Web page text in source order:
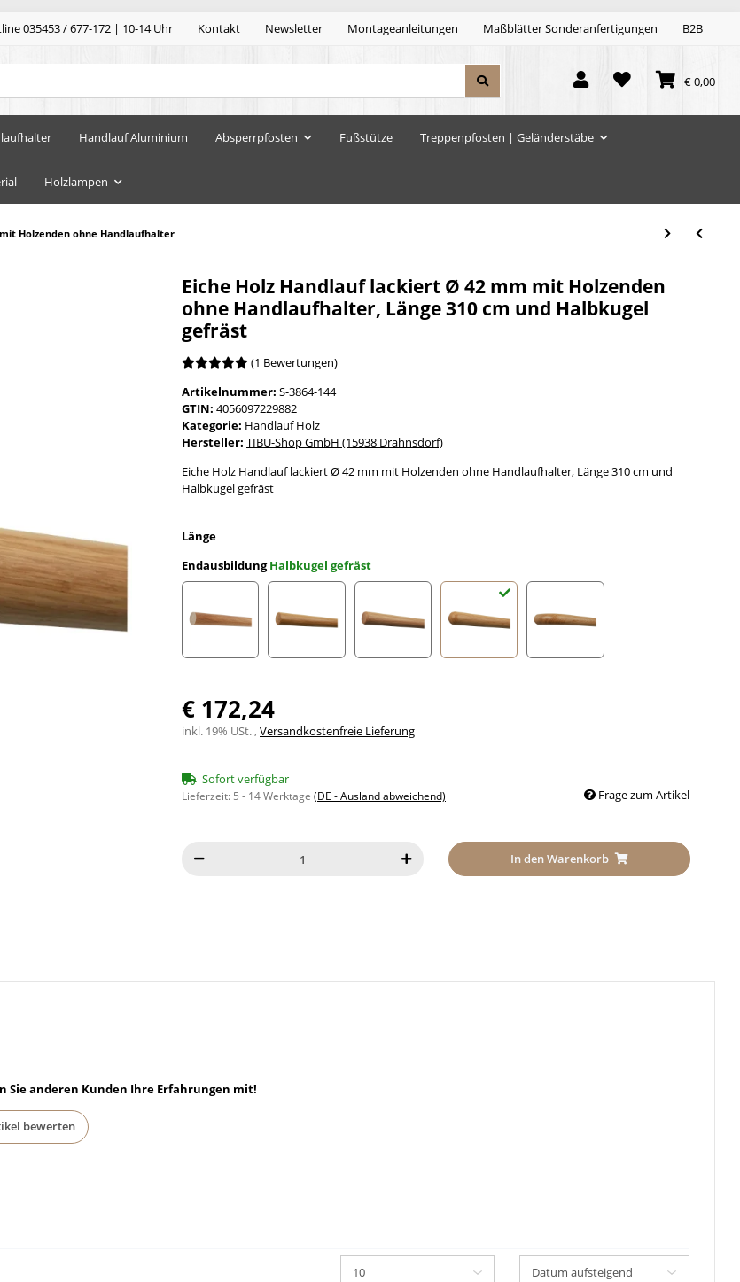
035453 / 677-172 | 10-14 Uhr Kontakt Newsletter Montageanleitungen Maßblätter Sonderanfertigungen B2B
€ 0,00
Handlauf Aluminium Absperrpfosten Fußstütze Treppenpfosten | Geländerstäbe
Holzlampen
Holzenden ohne Handlaufhalter
Eiche Holz Handlauf lackiert Ø 42 mm mit Holzenden
ohne Handlaufhalter, Länge 310 cm und Halbkugel
gefräst
(1 Bewertungen)
Artikelnummer: S-3864-144
GTIN: 4056097229882
Kategorie: Handlauf Holz
Hersteller: TIBU-Shop GmbH (15938 Drahnsdorf)
Eiche Holz Handlauf lackiert Ø 42 mm mit Holzenden ohne Handlaufhalter, Länge 310 cm und
Halbkugel gefräst
Länge
EndausbildungHalbkugel gefräst
€ 172,24
inkl. 19% USt. ,Versandkostenfreie Lieferung
Sofort verfügbar
Lieferzeit: 5 - 14 Werktage (DE - Ausland abweichend) Frage zum Artikel
In den Warenkorb
Sie anderen Kunden Ihre Erfahrungen mit!
bewerten